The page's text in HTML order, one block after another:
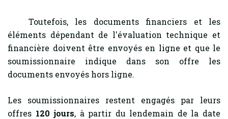
Toutefois, les documents financiers et les
éléments dépendant de l'évaluation technique et
financière doivent être envoyés en ligne et que le
soumissionnaire indique dans son offre les
documents envoyés hors ligne.
Les soumissionnaires restent engagés par leurs
offres 120 jours, à partir du lendemain de la date